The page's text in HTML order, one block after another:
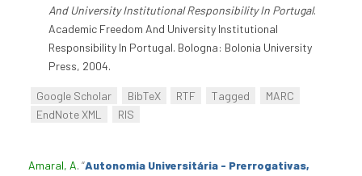
And University Institutional Responsibility In Portugal.
Academic Freedom And University Institutional
Responsibility In Portugal. Bologna: Bolonia University
Press, 2004.
Google Scholar BibTeX RTF Tagged
MARC
EndNote XML
RIS
Amaral, A. “Autonomia Universitária - Prerrogativas,